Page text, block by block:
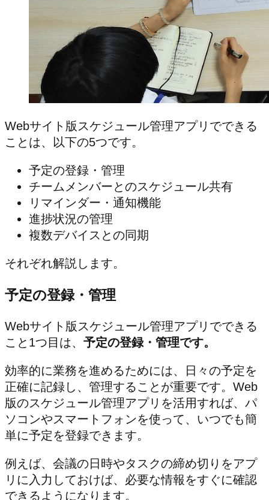
Webサイト版スケジュール管理アプリでできる
ことは、以下の5つです。
予定の登録・管理
チームメンバーとのスケジュール共有
リマインダー・通知機能
進捗状況の管理
複数デバイスとの同期
それぞれ解説します。
予定の登録・管理
Webサイト版スケジュール管理アプリでできる
こと1つ目は、 予定の登録・管理です。
効率的に業務を進めるためには、日々の予定を
正確に記録し、管理することが重要です。Web
版のスケジュール管理アプリを活用すれば、パ
ソコンやスマートフォンを使って、いつでも簡
単に予定を登録できます。
例えば、会議の日時やタスクの締め切りをアプ
リに入力しておけば、必要な情報をすぐに確認
できるようになります。